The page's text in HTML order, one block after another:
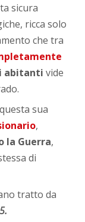
sicura
ricca solo
che tra
abitantivide
sua
,
la Guerra,
di
tratto da